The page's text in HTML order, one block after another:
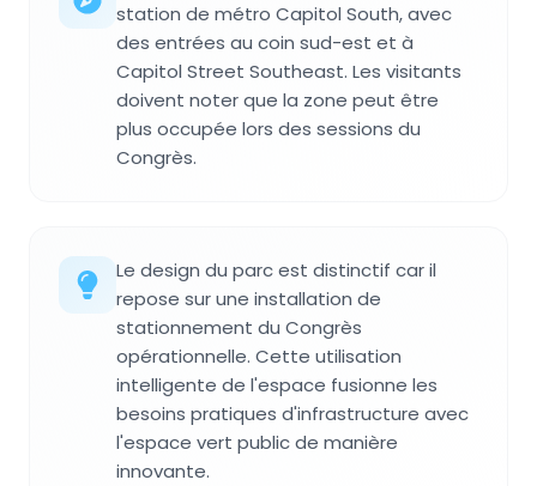
station de métro Capitol South, avec
des entrées au coin sud-est et à
Capitol Street Southeast. Les visitants
doivent noter que la zone peut être
plus occupée lors des sessions du
Congrès.
Le design du parc est distinctif car il
repose sur une installation de
stationnement du Congrès
opérationnelle. Cette utilisation
intelligente de l'espace fusionne les
besoins pratiques d'infrastructure avec
l'espace vert public de manière
innovante.